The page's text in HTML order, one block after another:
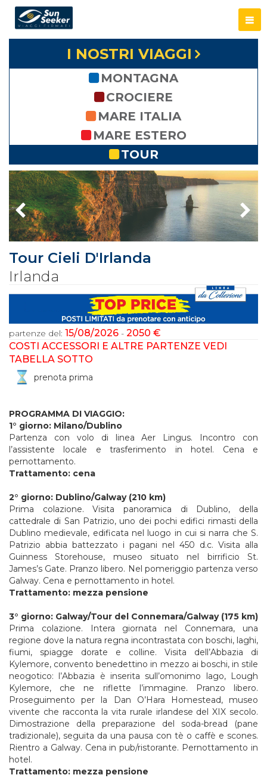
I NOSTRI VIAGGI
MONTAGNA
CROCIERE
MARE ITALIA
MARE ESTERO
TOUR
Tour Cieli D'Irlanda
Irlanda
partenze del: 15/08/2026 - 2050 €
COSTI ACCESSORI E ALTRE PARTENZE VEDI
TABELLA SOTTO
prenota prima
PROGRAMMA DI VIAGGIO:
1° giorno: Milano/Dublino
Partenza con volo di linea Aer Lingus. Incontro con
l’assistente locale e trasferimento in hotel. Cena e
pernottamento.
Trattamento: cena
2° giorno: Dublino/Galway (210 km)
Prima colazione. Visita panoramica di Dublino, della
cattedrale di San Patrizio, uno dei pochi edifici rimasti della
Dublino medievale, edificata nel luogo in cui si narra che S.
Patrizio abbia battezzato i pagani nel 450 d.c. Visita alla
Guinness Storehouse, museo situato nel birrificio St.
James’s Gate. Pranzo libero. Nel pomeriggio partenza verso
Galway. Cena e pernottamento in hotel.
Trattamento: mezza pensione
3° giorno: Galway/Tour del Connemara/Galway (175 km)
Prima colazione. Intera giornata nel Connemara, una
regione dove la natura regna incontrastata con boschi, laghi,
fiumi, spiagge dorate e colline. Visita dell’Abbazia di
Kylemore, convento benedettino in mezzo ai boschi, in stile
neogotico: l’Abbazia è inserita sull’omonimo lago, Lough
Kylemore, che ne riflette l’immagine. Pranzo libero.
Proseguimento per la Dan O’Hara Homestead, museo
vivente che racconta la vita rurale irlandese del XIX secolo.
Dimostrazione della preparazione del soda-bread (pane
tradizionale), seguita da una pausa con tè o caffè e scones.
Rientro a Galway. Cena in pub/ristorante. Pernottamento in
hotel.
Trattamento: mezza pensione